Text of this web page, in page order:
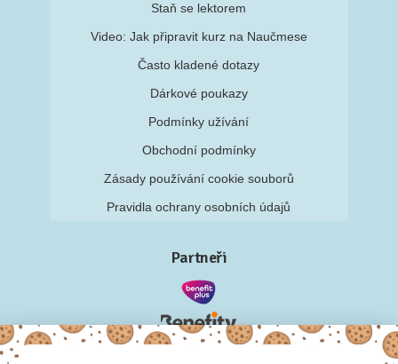
Staň se lektorem
Video: Jak připravit kurz na Naučmese
Často kladené dotazy
Dárkové poukazy
Podmínky užívání
Obchodní podmínky
Zásady používání cookie souborů
Pravidla ochrany osobních údajů
Partneři